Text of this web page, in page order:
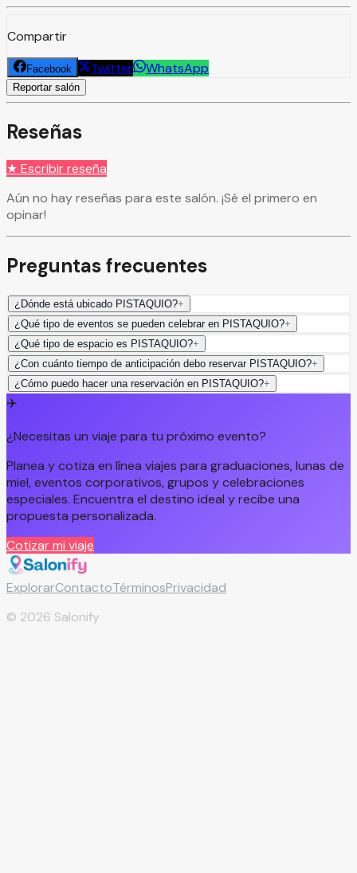
Compartir
Facebook Twitter WhatsApp
Reportar salón
Reseñas
★ Escribir reseña
Aún no hay reseñas para este salón. ¡Sé el primero en
opinar!
Preguntas frecuentes
¿Dónde está ubicado PISTAQUIO?+
¿Qué tipo de eventos se pueden celebrar en PISTAQUIO?+
¿Qué tipo de espacio es PISTAQUIO?+
¿Con cuánto tiempo de anticipación debo reservar PISTAQUIO?+
¿Cómo puedo hacer una reservación en PISTAQUIO?+
✈️
¿Necesitas un viaje para tu próximo evento?
Planea y cotiza en línea viajes para graduaciones, lunas de
miel, eventos corporativos, grupos y celebraciones
especiales. Encuentra el destino ideal y recibe una
propuesta personalizada.
Cotizar mi viaje
ExplorarContactoTérminosPrivacidad
© 2026 Salonify